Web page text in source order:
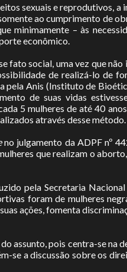
sexuais e reprodutivos, a
ao cumprimento de
minimamente – às
econômico.
fato social, uma vez que
de realizá-lo de
pela Anis (Instituto de
de suas vidas
5 mulheres de até 40
através desse método.
no julgamento da ADPF nº
que realizam o
pela Secretaria
foram de mulheres
ações, fomenta
assunto, pois centra-se na
se a discussão sobre os